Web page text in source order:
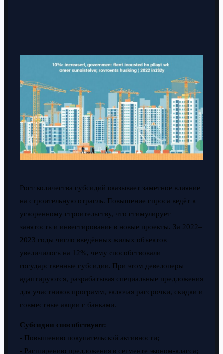
Рост количества субсидий оказывает заметное влияние
на строительную отрасль. Повышение спроса ведёт к
ускоренному строительству, что стимулирует
занятость и инвестирование в новые проекты. За 2022–
2023 годы число введённых жилых объектов
увеличилось на 12%, чему способствовали
государственные субсидии. При этом девелоперы
адаптируются, разрабатывая специальные предложения
для участников программ, включая рассрочки, скидки и
совместные акции с банками.
Субсидии способствуют:
- Повышению покупательской активности;
- Расширению предложения в сегменте эконом-класса;